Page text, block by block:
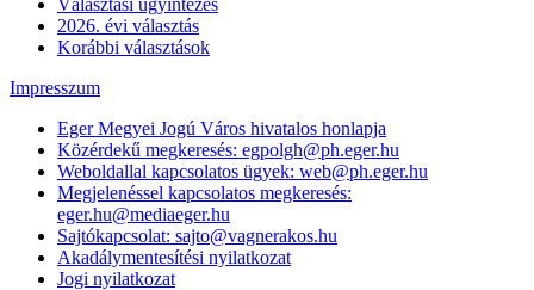
2026. évi választás
Korábbi választások
Impresszum
Eger Megyei Jogú Város hivatalos honlapja
Közérdekű megkeresés: egpolgh@ph.eger.hu
Weboldallal kapcsolatos ügyek: web@ph.eger.hu
Megjelenéssel kapcsolatos megkeresés:
eger.hu@mediaeger.hu
Sajtókapcsolat: sajto@vagnerakos.hu
Akadálymentesítési nyilatkozat
Jogi nyilatkozat